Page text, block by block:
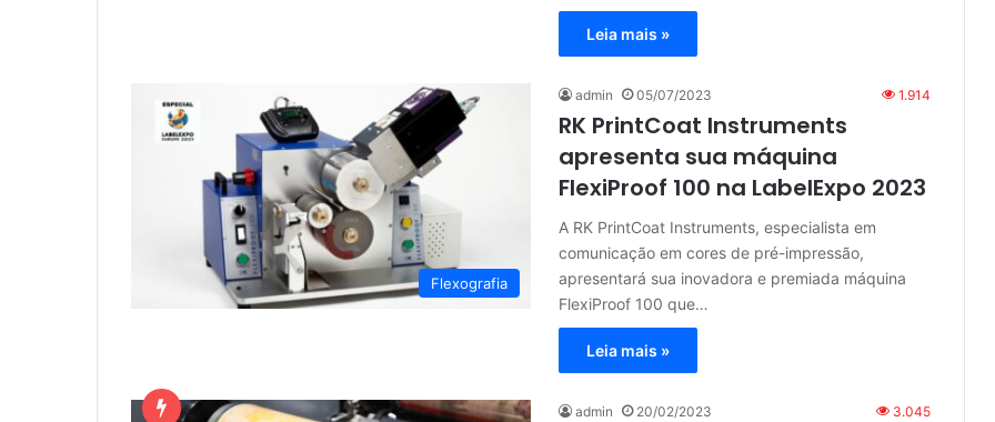
Leia mais »
Flexografia
admin 05/07/2023 1.914
RK PrintCoat Instruments
apresenta sua máquina
FlexiProof 100 na LabelExpo 2023
A RK PrintCoat Instruments, especialista em
comunicação em cores de pré-impressão,
apresentará sua inovadora e premiada máquina
FlexiProof 100 que…
Leia mais »
admin 20/02/2023 3.045